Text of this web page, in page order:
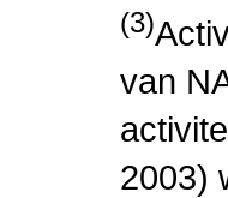
(3)
van
2003)